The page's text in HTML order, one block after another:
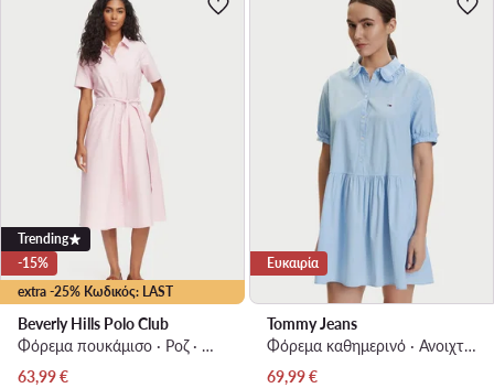
extra -25% Κωδικός: LAST
Trending
-15%
Beverly Hills Polo Club
Φόρεμα πουκάμισο · Ροζ · Midi
Τρέχουσα τιμή
63,99€
Ευκαιρία
Tommy Jeans
Φόρεμα καθημερινό · Ανοιχτό μπλε · Mini
Τρέχουσα τιμή
69,99€